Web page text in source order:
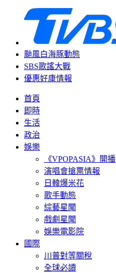
颱風白海豚動態
SBS歌謠大戰
優惠好康情報
首頁
即時
生活
政治
娛樂
《VPOPASIA》開播
演唱會搶票情報
日韓爆米花
歌手動態
綜藝星聞
戲劇星聞
娛樂電影院
國際
川普對等關稅
全球必讀